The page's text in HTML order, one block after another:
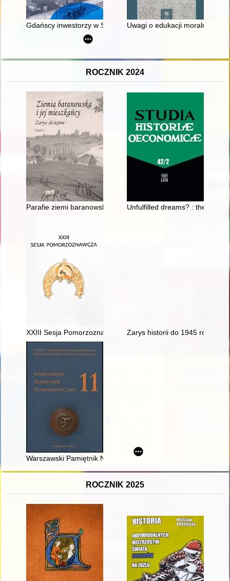
Gdańscy inwestorzy w Sopocie : prestiż finansowy i
Uwagi o edukacji moralnej
ROCZNIK 2024
Parafie ziemi baranowskiej na przestrzeni wieków : zarys
Unfulfilled dreams? : the
XXIII Sesja Pomorzoznawcza : od epoki kamienia do czasów
Zarys historii do 1945 roku =
Warszawski Pamiętnik Numizmatyczny. T. 11 (2023)
ROCZNIK 2025